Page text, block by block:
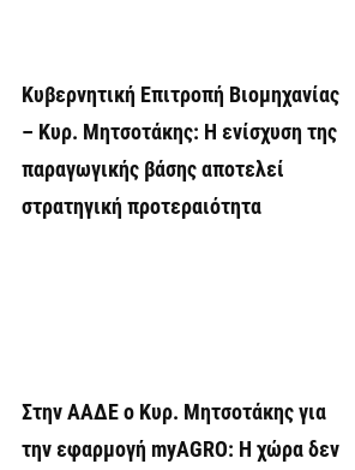
Κυβερνητική Επιτροπή Βιομηχανίας
– Κυρ. Μητσοτάκης: Η ενίσχυση της
παραγωγικής βάσης αποτελεί
στρατηγική προτεραιότητα
Στην ΑΑΔΕ ο Κυρ. Μητσοτάκης για
την εφαρμογή myAGRO: Η χώρα δεν